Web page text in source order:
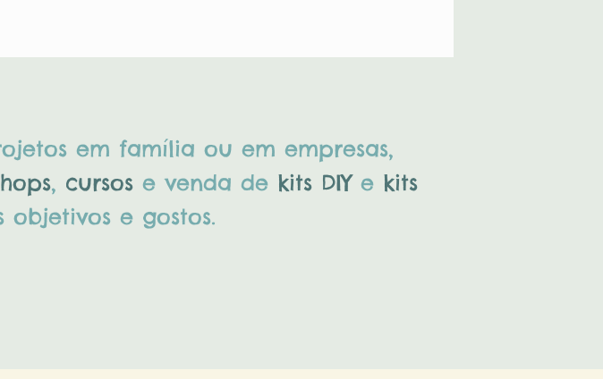
em família ou em empresas,
, cursos e venda de kits DIYe kits
objetivos e gostos.